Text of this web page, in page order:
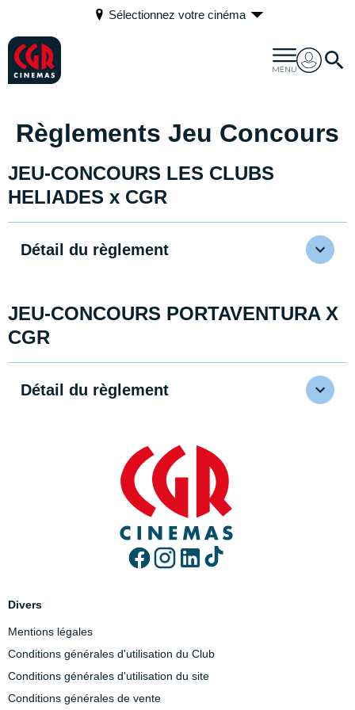
Sélectionnez votre cinéma
Règlements Jeu Concours
JEU-CONCOURS LES CLUBS
HELIADES x CGR
Détail du règlement
JEU-CONCOURS PORTAVENTURA X
CGR
Détail du règlement
Divers
Mentions légales
Conditions générales d'utilisation du Club
Conditions générales d'utilisation du site
Conditions générales de vente